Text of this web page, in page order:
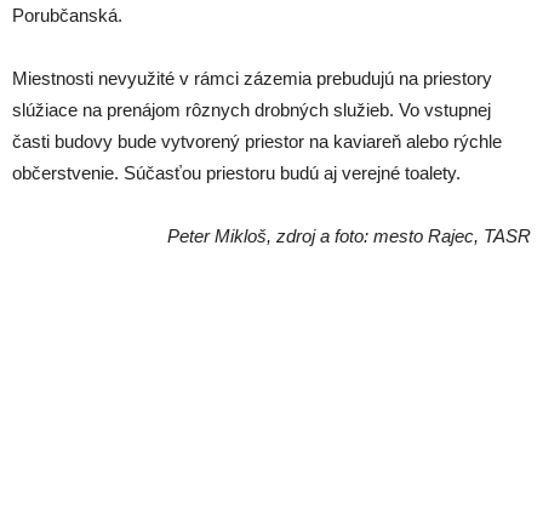
Porubčanská.
Miestnosti nevyužité v rámci zázemia prebudujú na priestory
slúžiace na prenájom rôznych drobných služieb. Vo vstupnej
časti budovy bude vytvorený priestor na kaviareň alebo rýchle
občerstvenie. Súčasťou priestoru budú aj verejné toalety.
Peter Mikloš, zdroj a foto: mesto Rajec, TASR